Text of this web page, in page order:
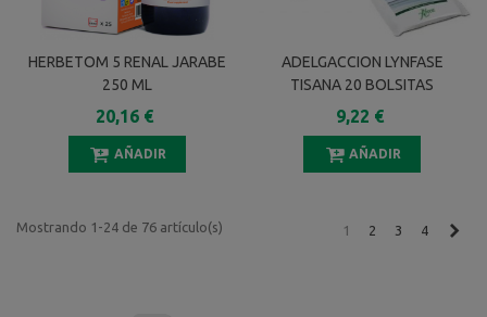
HERBETOM 5 RENAL JARABE
250 ML
20,16 €
AÑADIR
ADELGACCION LYNFASE
TISANA 20 BOLSITAS
9,22 €
AÑADIR
Mostrando 1-24 de 76 artículo(s) 1 2 3 4